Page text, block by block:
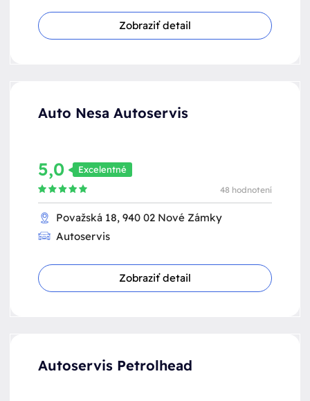
Zobraziť detail
Auto Nesa Autoservis
5,0 Excelentné
48 hodnotení
Považská 18, 940 02 Nové Zámky
Autoservis
Zobraziť detail
Autoservis Petrolhead